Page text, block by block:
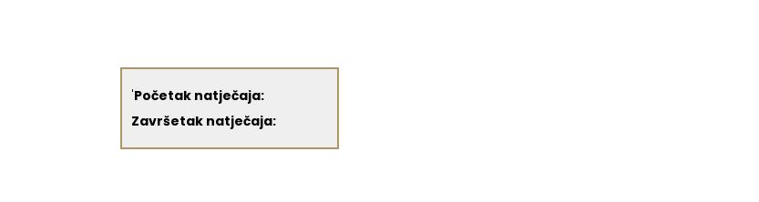
'Početak natječaja:
Završetak natječaja: